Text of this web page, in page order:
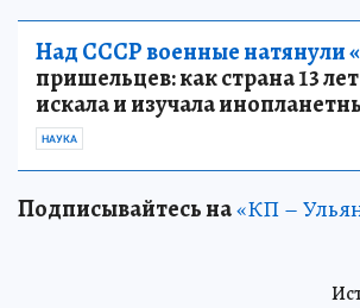
Над СССР военные натянули
пришельцев: как страна 13
искала и изучала
НАУКА
Подписывайтесь на«КП –